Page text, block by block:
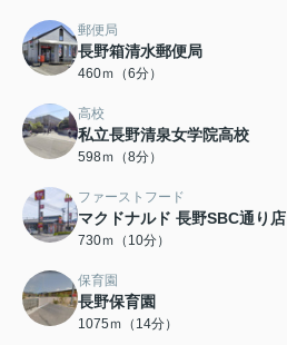
郵便局
長野箱清水郵便局
460ｍ（6分）
高校
私立長野清泉女学院高校
598ｍ（8分）
ファーストフード
マクドナルド 長野SBC通り店
730ｍ（10分）
保育園
長野保育園
1075ｍ（14分）